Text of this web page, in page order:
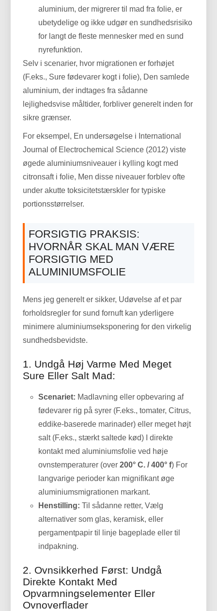
aluminium, der migrerer til mad fra folie, er
ubetydelige og ikke udgør en sundhedsrisiko
for langt de fleste mennesker med en sund
nyrefunktion.
Selv i scenarier, hvor migrationen er forhøjet
(F.eks., Sure fødevarer kogt i folie), Den samlede
aluminium, der indtages fra sådanne
lejlighedsvise måltider, forbliver generelt inden for
sikre grænser.
For eksempel, En undersøgelse i International
Journal of Electrochemical Science (2012) viste
øgede aluminiumsniveauer i kylling kogt med
citronsaft i folie, Men disse niveauer forblev ofte
under akutte toksicitetstærskler for typiske
portionsstørrelser.
FORSIGTIG PRAKSIS:
HVORNÅR SKAL MAN VÆRE
FORSIGTIG MED
ALUMINIUMSFOLIE
Mens jeg generelt er sikker, Udøvelse af et par
forholdsregler for sund fornuft kan yderligere
minimere aluminiumseksponering for den virkelig
sundhedsbevidste.
1. Undgå Høj Varme Med Meget
Sure Eller Salt Mad:
Scenariet: Madlavning eller opbevaring af
fødevarer rig på syrer (F.eks., tomater, Citrus,
eddike-baserede marinader) eller meget højt
salt (F.eks., stærkt saltede kød) I direkte
kontakt med aluminiumsfolie ved høje
ovnstemperaturer (over200° C. / 400° f) For
langvarige perioder kan mignifikant øge
aluminiumsmigrationen markant.
Henstilling: Til sådanne retter, Vælg
alternativer som glas, keramisk, eller
pergamentpapir til linje bageplade eller til
indpakning.
2. Ovnsikkerhed Først: Undgå
Direkte Kontakt Med
Opvarmningselementer Eller
Ovnoverflader